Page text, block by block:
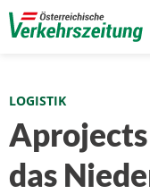
LOGISTIK
das